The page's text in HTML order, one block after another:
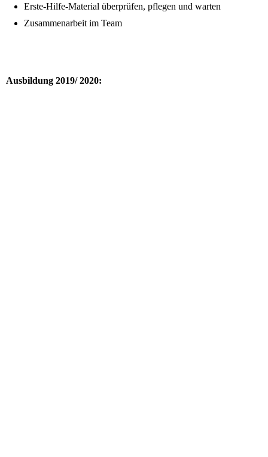
Erste-Hilfe-Material überprüfen, pflegen und warten
Zusammenarbeit im Team
Ausbildung 2019/ 2020: